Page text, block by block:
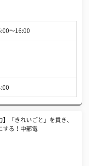
〜16:00
】「きれいごと」を貫き、
する！中部電